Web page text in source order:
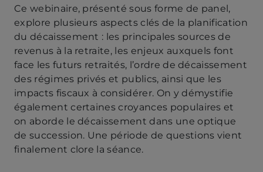
Ce webinaire, présenté sous forme de panel,
explore plusieurs aspects clés de la planification
du décaissement : les principales sources de
revenus à la retraite, les enjeux auxquels font
face les futurs retraités, l’ordre de décaissement
des régimes privés et publics, ainsi que les
impacts fiscaux à considérer. On y démystifie
également certaines croyances populaires et
on aborde le décaissement dans une optique
de succession. Une période de questions vient
finalement clore la séance.